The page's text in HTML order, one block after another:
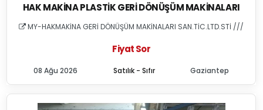
HAK MAKINA PLASTIK GERI DÖNÜŞÜM MAKINALARI
MY-HAKMAKİNA GERİ DÖNÜŞÜM MAKİNALARI SAN.TİC.LTD.STİ ///
Fiyat Sor
Satılık - Sıfır
08 Ağu 2026 Gaziantep